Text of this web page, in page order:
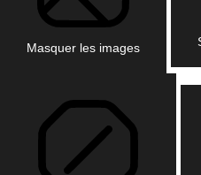
Masquer les images